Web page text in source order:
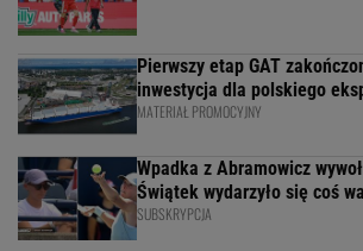
Pierwszy etap GAT
inwestycja dla polskiego
MATERIAŁ PROMOCYJNY
Wpadka z Abramowicz
Świątek wydarzyło się coś
SUBSKRYPCJA